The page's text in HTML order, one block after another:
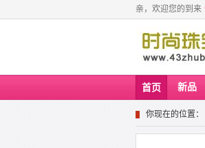
亲，欢迎您的到来
首页 新品
你现在的位置：